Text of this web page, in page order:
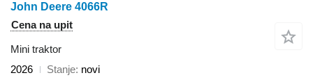
John Deere 4066R
Cena na upit
Mini traktor
2026
Stanje novi